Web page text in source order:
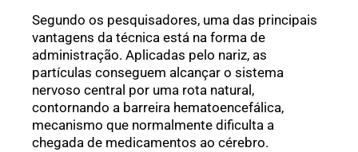
Segundo os pesquisadores, uma das principais
vantagens da técnica está na forma de
administração. Aplicadas pelo nariz, as
partículas conseguem alcançar o sistema
nervoso central por uma rota natural,
contornando a barreira hematoencefálica,
mecanismo que normalmente dificulta a
chegada de medicamentos ao cérebro.